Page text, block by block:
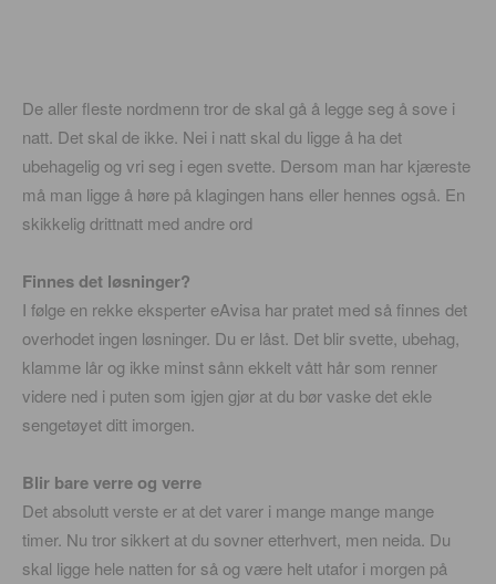
De aller fleste nordmenn tror de skal gå å legge seg å sove i
natt. Det skal de ikke. Nei i natt skal du ligge å ha det
ubehagelig og vri seg i egen svette. Dersom man har kjæreste
må man ligge å høre på klagingen hans eller hennes også. En
skikkelig drittnatt med andre ord
Finnes det løsninger?
I følge en rekke eksperter eAvisa har pratet med så finnes det
overhodet ingen løsninger. Du er låst. Det blir svette, ubehag,
klamme lår og ikke minst sånn ekkelt vått hår som renner
videre ned i puten som igjen gjør at du bør vaske det ekle
sengetøyet ditt imorgen.
Blir bare verre og verre
Det absolutt verste er at det varer i mange mange mange
timer. Nu tror sikkert at du sovner etterhvert, men neida. Du
skal ligge hele natten for så og være helt utafor i morgen på